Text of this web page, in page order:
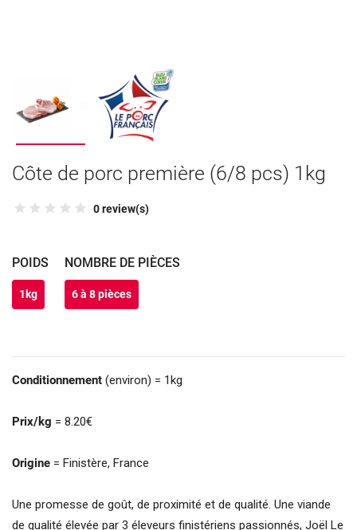
Côte de porc première (6/8 pcs) 1kg
0 review(s)
POIDS
1kg
NOMBRE DE PIÈCES
6 à 8 pièces
Conditionnement (environ) = 1kg
Prix/kg = 8.20€
Origine = Finistère, France
Une promesse de goût, de proximité et de qualité. Une viande
de qualité élevée par 3 éleveurs finistériens passionnés, Joël Le